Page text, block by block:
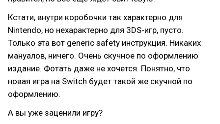
Кстати, внутри коробочки так характерно для
Nintendo, но нехарактерно для 3DS-игр, пусто.
Только эта вот generic safety инструкция. Никаких
мануалов, ничего. Очень скучное по оформлению
издание. Фотать даже не хочется. Понятно, что
новая игра на Switch будет такой же скучной по
оформлению.
А вы уже заценили игру?